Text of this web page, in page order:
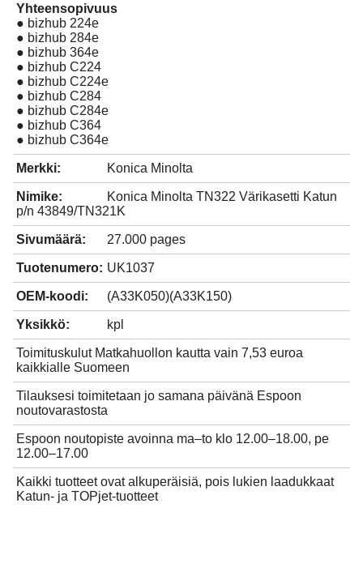
Yhteensopivuus
● bizhub 224e
● bizhub 284e
● bizhub 364e
● bizhub C224
● bizhub C224e
● bizhub C284
● bizhub C284e
● bizhub C364
● bizhub C364e
Merkki: Konica Minolta
Nimike:
Konica Minolta TN322 Värikasetti Katun
p/n 43849/TN321K
Sivumäärä: 27.000 pages
Tuotenumero: UK1037
OEM-koodi: (A33K050)(A33K150)
Yksikkö: kpl
Toimituskulut Matkahuollon kautta vain 7,53 euroa
kaikkialle Suomeen
Tilauksesi toimitetaan jo samana päivänä Espoon
noutovarastosta
Espoon noutopiste avoinna ma–to klo 12.00–18.00, pe
12.00–17.00
Kaikki tuotteet ovat alkuperäisiä, pois lukien laadukkaat
Katun- ja TOPjet-tuotteet